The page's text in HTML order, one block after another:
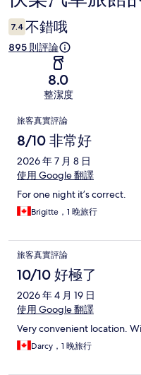
論
7.4 不錯哦
895 則評論
8.0
整潔度
評
論
旅客真實評論
8/10 非常好
2026 年 7 月 8 日
使用 Google 翻譯
For one night it’s correct.
Brigitte，1 晚旅行
旅客真實評論
10/10 好極了
2026 年 4 月 19 日
使用 Google 翻譯
Very convenient location.
Darcy，1 晚旅行